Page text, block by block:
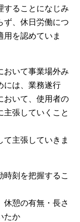
することになじみ
ず、休日労働につ
を認めていま
おいて事業場外み
には、業務遂行
おいて、使用者の
張していくこと
主張していきま
刻を把握するこ
憩の有無・長さ
たか